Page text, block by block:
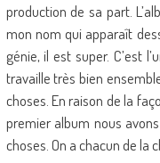
production de sa part.
mon nom qui apparaît
génie, il est super. C’est
travaille très bien
choses. En raison de la
premier album nous
choses. On a chacun de la